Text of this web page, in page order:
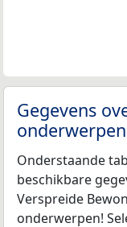
Gegevens
Onderstaande
beschikbare
Verspreide
onderwerpen!